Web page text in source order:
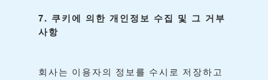
7. 쿠키에 의한 개인정보 수집 및 그 거부
사항
회사는 이용자의 정보를 수시로
저장하고